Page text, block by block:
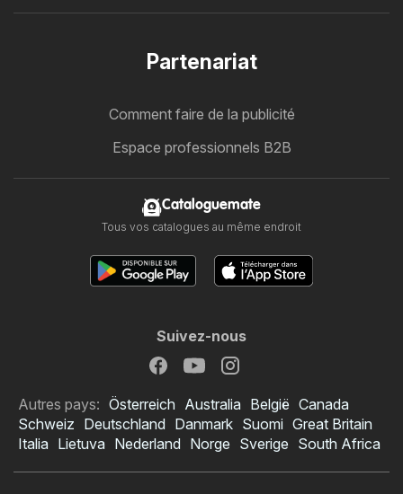
Partenariat
Comment faire de la publicité
Espace professionnels B2B
Cataloguemate
Tous vos catalogues au même endroit
Suivez-nous
Autres pays: Österreich Australia België Canada
Schweiz Deutschland Danmark Suomi Great Britain
Italia Lietuva Nederland Norge Sverige South Africa